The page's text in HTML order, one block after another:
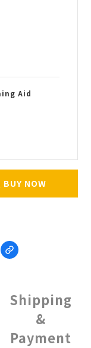
Aid
BUY NOW
Shipping
&
Payment